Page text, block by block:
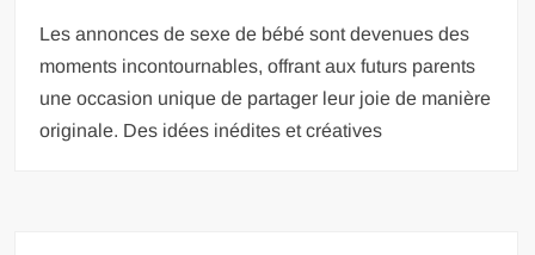
Les annonces de sexe de bébé sont devenues des
moments incontournables, offrant aux futurs parents
une occasion unique de partager leur joie de manière
originale. Des idées inédites et créatives